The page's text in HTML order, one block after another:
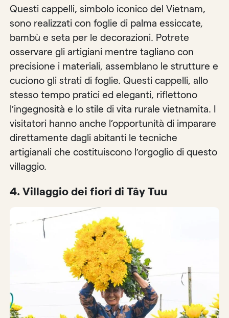
Questi cappelli, simbolo iconico del Vietnam,
sono realizzati con foglie di palma essiccate,
bambù e seta per le decorazioni. Potrete
osservare gli artigiani mentre tagliano con
precisione i materiali, assemblano le strutture e
cuciono gli strati di foglie. Questi cappelli, allo
stesso tempo pratici ed eleganti, riflettono
l’ingegnosità e lo stile di vita rurale vietnamita. I
visitatori hanno anche l’opportunità di imparare
direttamente dagli abitanti le tecniche
artigianali che costituiscono l’orgoglio di questo
villaggio.
4.Villaggio dei fiori di Tây Tuu